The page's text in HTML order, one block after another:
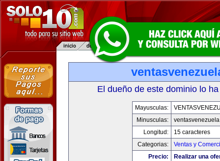
El dueño de este dominio lo
Mayusculas:
Minusculas:
Longitud:
15 caracteres
Categorias:
Ventas y
Precio:
Realizar una